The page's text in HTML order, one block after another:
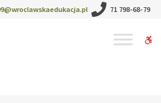
71 798-68-79